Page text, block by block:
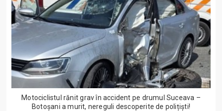
Motociclistul rănit grav în accident pe drumul Suceava –
Botoșani a murit, nereguli descoperite de polițiști!